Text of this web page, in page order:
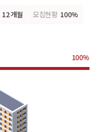
12 개월 모집현황 100%
100%